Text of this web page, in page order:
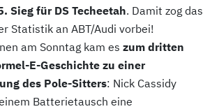
Sieg für DS Techeetah. Damit zog das
Statistik an ABT/Audi vorbei!
am Sonntag kam es zum dritten
E-Geschichte zu einer
des Pole-Sitters: Nick Cassidy
Batterietausch eine